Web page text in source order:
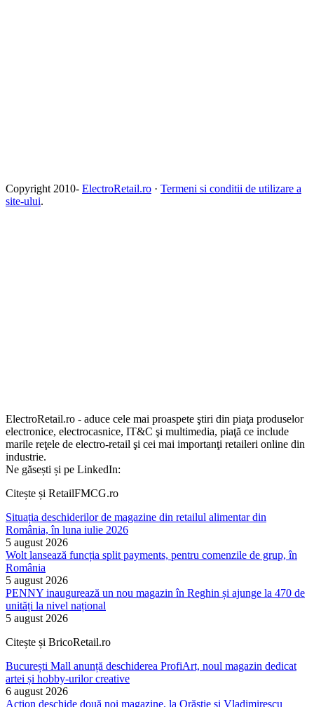
Copyright 2010- ElectroRetail.ro · Termeni si conditii de utilizare a
site-ului.
ElectroRetail.ro - aduce cele mai proaspete ştiri din piaţa produselor
electronice, electrocasnice, IT&C şi multimedia, piaţă ce include
marile reţele de electro-retail şi cei mai importanţi retaileri online din
industrie.
Ne găsești și pe LinkedIn:
Citește și RetailFMCG.ro
Situația deschiderilor de magazine din retailul alimentar din
România, în luna iulie 2026
5 august 2026
Wolt lansează funcția split payments, pentru comenzile de grup, în
România
5 august 2026
PENNY inaugurează un nou magazin în Reghin și ajunge la 470 de
unități la nivel național
5 august 2026
Citește și BricoRetail.ro
București Mall anunță deschiderea ProfiArt, noul magazin dedicat
artei și hobby-urilor creative
6 august 2026
Action deschide două noi magazine, la Orăștie și Vladimirescu